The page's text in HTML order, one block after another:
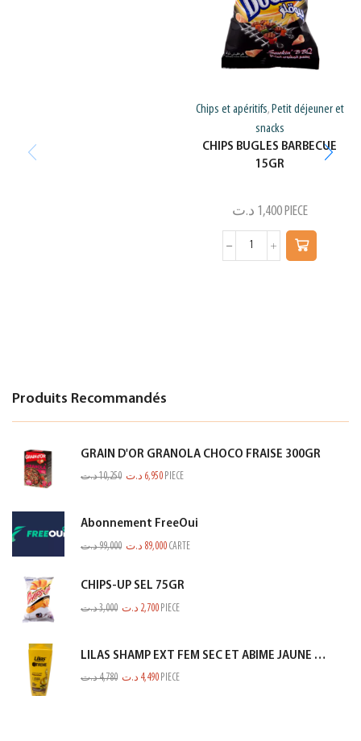
Chips et apéritifs, Petit déjeuner et
snacks
CHIPS BUGLES BARBECUE
15GR
1,400 د.ت PIECE
Produits Recommandés
GRAIN D'OR GRANOLA CHOCO FRAISE 300GR
10,250د.ت 6,950 د.ت PIECE
Abonnement FreeOui
99,000د.ت 89,000 د.ت CARTE
CHIPS-UP SEL 75GR
3,000د.ت 2,700 د.ت PIECE
LILAS SHAMP EXT FEM SEC ET ABIME JAUNE 350ML
4,780د.ت 4,490 د.ت PIECE